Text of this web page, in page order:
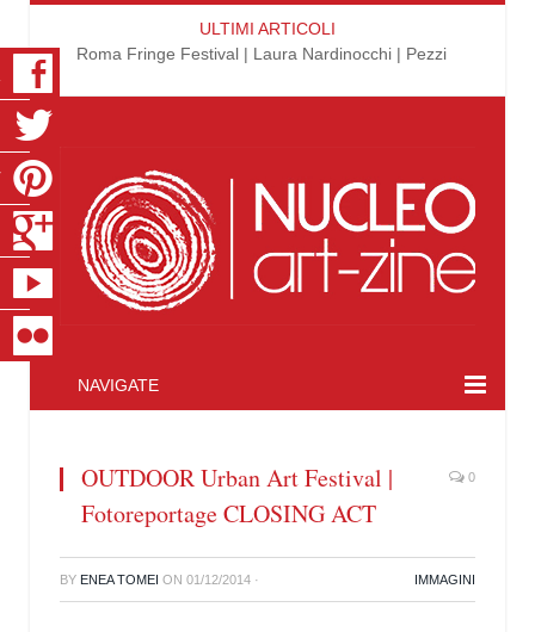
ULTIMI ARTICOLI
Roma Fringe Festival | Laura Nardinocchi | Pezzi
NAVIGATE
OUTDOOR Urban Art Festival |
Fotoreportage CLOSING ACT
0
BY ENEA TOMEI ON 01/12/2014 · IMMAGINI